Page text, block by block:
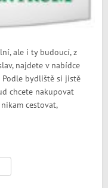
ale i ty budoucí, z
najdete v nabídce
Podle bydliště si jistě
chcete nakupovat
cestovat,